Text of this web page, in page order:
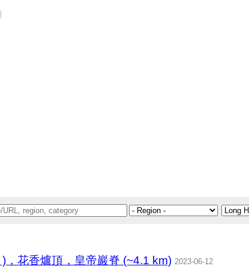
，花香爐頂，皇帝巖脊 (~4.1 km) 2023-06-12